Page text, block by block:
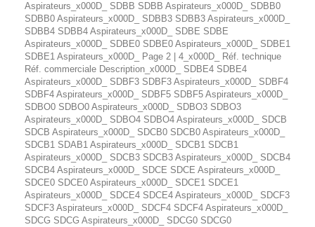
Aspirateurs_x000D_ SDBB SDBB Aspirateurs_x000D_ SDBB0
SDBB0 Aspirateurs_x000D_ SDBB3 SDBB3 Aspirateurs_x000D_
SDBB4 SDBB4 Aspirateurs_x000D_ SDBE SDBE
Aspirateurs_x000D_ SDBE0 SDBE0 Aspirateurs_x000D_ SDBE1
SDBE1 Aspirateurs_x000D_ Page 2 | 4_x000D_ Réf. technique
Réf. commerciale Description_x000D_ SDBE4 SDBE4
Aspirateurs_x000D_ SDBF3 SDBF3 Aspirateurs_x000D_ SDBF4
SDBF4 Aspirateurs_x000D_ SDBF5 SDBF5 Aspirateurs_x000D_
SDBO0 SDBO0 Aspirateurs_x000D_ SDBO3 SDBO3
Aspirateurs_x000D_ SDBO4 SDBO4 Aspirateurs_x000D_ SDCB
SDCB Aspirateurs_x000D_ SDCB0 SDCB0 Aspirateurs_x000D_
SDCB1 SDAB1 Aspirateurs_x000D_ SDCB1 SDCB1
Aspirateurs_x000D_ SDCB3 SDCB3 Aspirateurs_x000D_ SDCB4
SDCB4 Aspirateurs_x000D_ SDCE SDCE Aspirateurs_x000D_
SDCE0 SDCE0 Aspirateurs_x000D_ SDCE1 SDCE1
Aspirateurs_x000D_ SDCE4 SDCE4 Aspirateurs_x000D_ SDCF3
SDCF3 Aspirateurs_x000D_ SDCF4 SDCF4 Aspirateurs_x000D_
SDCG SDCG Aspirateurs_x000D_ SDCG0 SDCG0